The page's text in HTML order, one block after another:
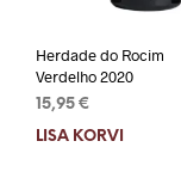
Herdade do Rocim
Verdelho 2020
15,95 €
LISA KORVI